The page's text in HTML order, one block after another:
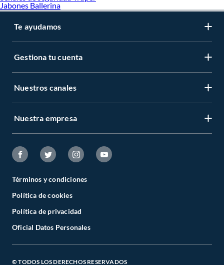
Jabones Ballerina
Te ayudamos
Gestiona tu cuenta
Nuestros canales
Nuestra empresa
Términos y condiciones
Política de cookies
Política de privacidad
Oficial Datos Personales
© TODOS LOS DERECHOS RESERVADOS